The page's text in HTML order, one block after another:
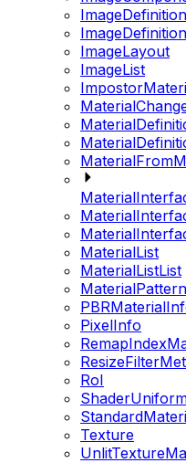
ImageDefinition
ImageLayout
ImageList
MaterialList
MaterialListList
PixelInfo
RoI
Texture